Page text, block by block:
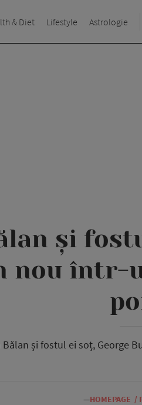
& Diet Lifestyle Astrologie
și
nou într-
Bălan și fostul ei soț, George
—HOMEPAGE /